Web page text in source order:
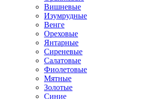
Вишневые
Изумрудные
Венге
Ореховые
Янтарные
Сиреневые
Салатовые
Фиолетовые
Мятные
Золотые
Синие